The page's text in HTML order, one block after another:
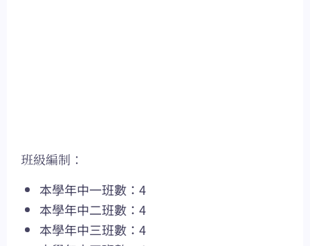
班級編制：
本學年中一班數：4
本學年中二班數：4
本學年中三班數：4